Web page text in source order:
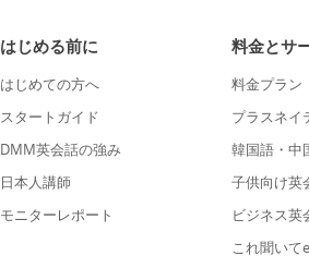
はじめる前に
はじめての方へ
スタートガイド
DMM英会話の強み
日本人講師
モニターレポート
料金とサ
料金プラン
プラスネイ
韓国語・中
子供向け英
ビジネス英
これ聞いて